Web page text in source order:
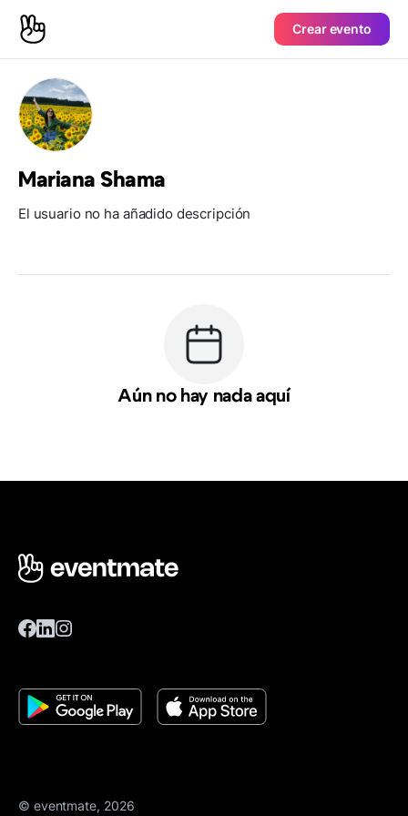
Crear evento
Mariana Shama
El usuario no ha añadido descripción
Aún no hay nada aquí
© eventmate, 2026